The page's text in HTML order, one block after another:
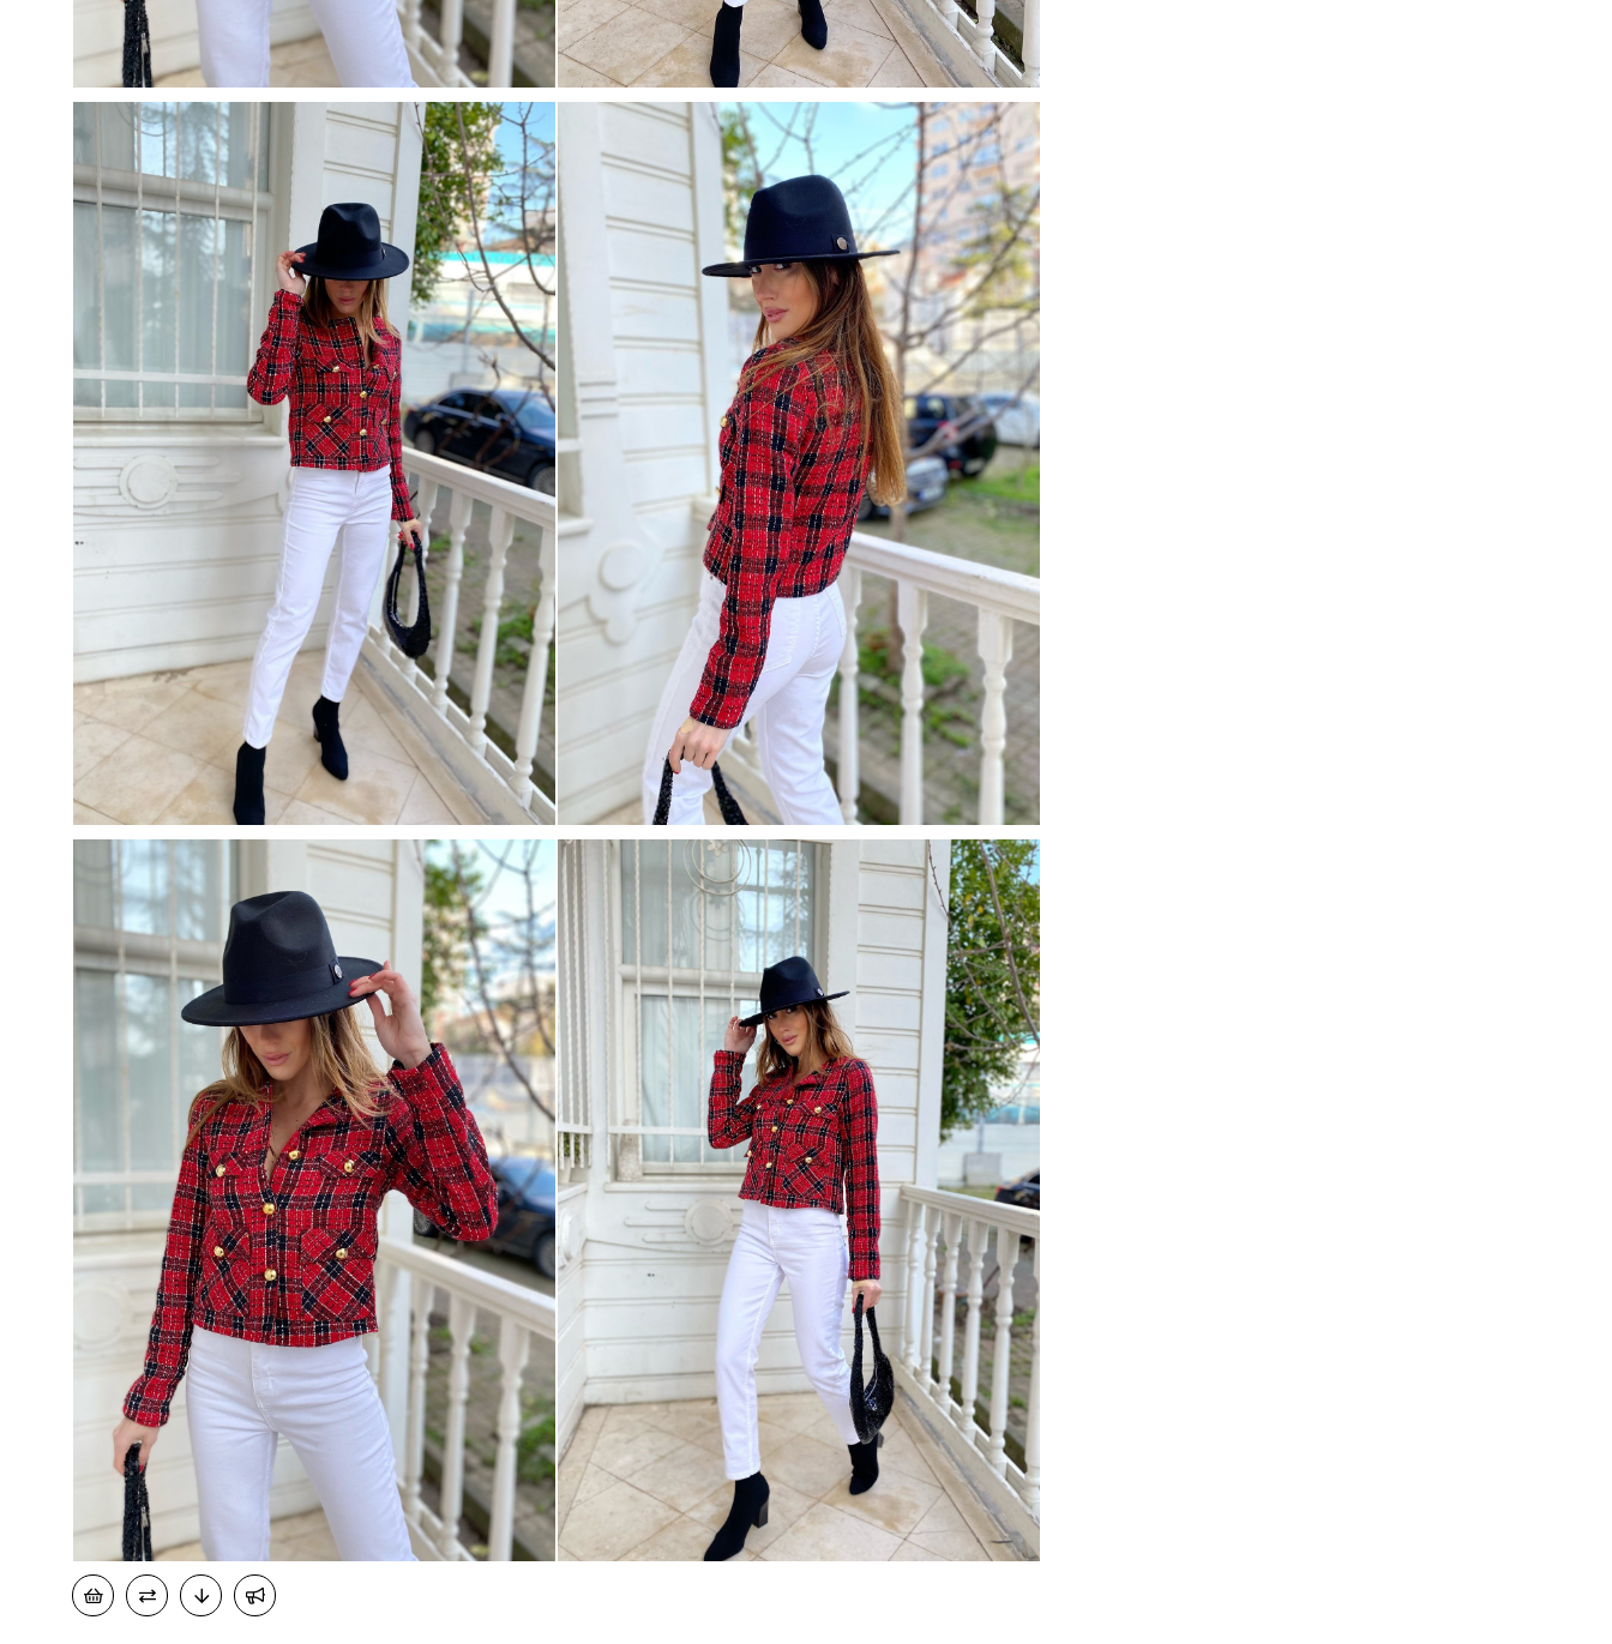
100 TL % 10
200 TL
% 15
% 20
KARGO
250 TL
500 TL
50 TL
% 5
Mayıs Sürprizi!
Çarkı çevir ve fırsatı yakala !
Tanıtım, pazarlama, reklam ve benzeri amaçlarla
tarafıma ticari elektronik ileti gönderilmesine izin
veriyorum.
Elektronik Ticari İleti Aydınlatma Metni
'ni okudum onay veriyorum.
Paylaştığım bilgilerinKVKK kapsamında tarafınızca
korunmasını, sms ve WhatsApp üzerinden
bilgilendirmeleri almayıkabul ediyorum.
Çevir Kazan